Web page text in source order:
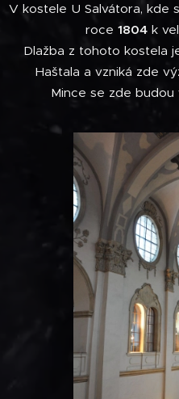
V kostele U Salvátora, kde
roce 1804 k
Dlažba z tohoto kostela
Haštala a vzniká zde
Mince se zde